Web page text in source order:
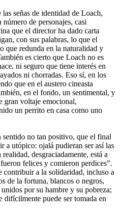
señas de identidad de Loach,
número de personajes, casi
que el director ha dado carta
con sus palabras, lo que el
que redunda en la naturalidad y
es cierto que Loach no es
ni seguro que tiene interés en
ni chorradas. Eso sí, en los
que en el austero cineasta
en el fondo, un sentimental, y
gran voltaje emocional,
un perrito en casa como uno
sentido no tan positivo, que el final
a utópico: ojalá pudieran ser así las
desgraciadamente, está a
felices y comieron perdices”.
contribuir a la solidaridad, incluso a
de la fortuna, blancos o negros,
por su hambre y su pobreza;
difícilmente puede ser tomada en